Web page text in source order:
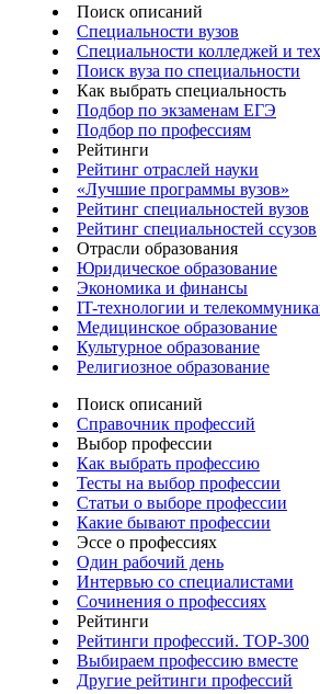
Поиск описаний
Специальности вузов
Специальности колледжей и
Поиск вуза по специальности
Как выбрать специальность
Подбор по экзаменам ЕГЭ
Подбор по профессиям
Рейтинги
Рейтинг отраслей науки
«Лучшие программы вузов»
Рейтинг специальностей вузов
Рейтинг специальностей ссузов
Отрасли образования
Юридическое образование
Экономика и финансы
IT-технологии и
Медицинское образование
Культурное образование
Религиозное образование
Поиск описаний
Справочник профессий
Выбор профессии
Как выбрать профессию
Тесты на выбор профессии
Статьи о выборе профессии
Какие бывают профессии
Эссе о профессиях
Один рабочий день
Интервью со специалистами
Сочинения о профессиях
Рейтинги
Рейтинги профессий. TOP-300
Выбираем профессию вместе
Другие рейтинги профессий